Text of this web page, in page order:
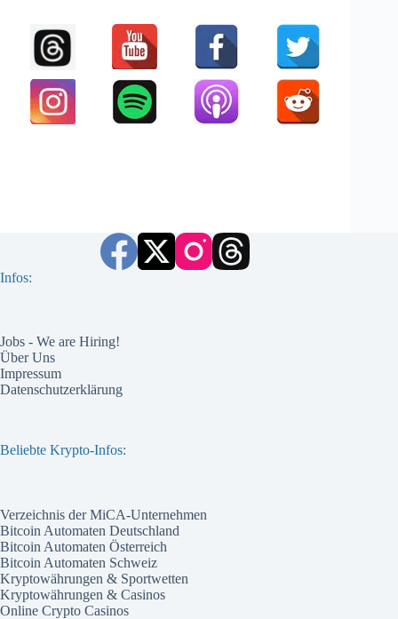
Infos:
Jobs - We are Hiring!
Über Uns
Impressum
Datenschutzerklärung
Beliebte Krypto-Infos:
Verzeichnis der MiCA-Unternehmen
Bitcoin Automaten Deutschland
Bitcoin Automaten Österreich
Bitcoin Automaten Schweiz
Kryptowährungen & Sportwetten
Kryptowährungen & Casinos
Online Crypto Casinos